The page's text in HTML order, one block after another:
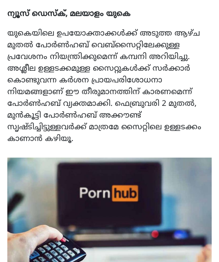
ന്യൂസ് ഡെസ്ക്, മലയാളം യുകെ
യുകെയിലെ ഉപയോക്താക്കൾക്ക് അടുത്ത ആഴ്ച
മുതൽ പോർൺഹബ് വെബ്സൈറ്റിലേക്കുള്ള
പ്രവേശനം നിയന്ത്രിക്കുമെന്ന് കമ്പനി അറിയിച്ചു.
അശ്ലീല ഉള്ളടക്കമുള്ള സൈറ്റുകൾക്ക് സർക്കാർ
കൊണ്ടുവന്ന കർശന പ്രായപരിശോധനാ
നിയമങ്ങളാണ് ഈ തീരുമാനത്തിന് കാരണമെന്ന്
പോർൺഹബ് വ്യക്തമാക്കി. ഫെബ്രുവരി 2 മുതൽ,
മുൻകൂട്ടി പോർൺഹബ് അക്കൗണ്ട്
സൃഷ്ടിച്ചിട്ടുള്ളവർക്ക് മാത്രമേ സൈറ്റിലെ ഉള്ളടക്കം
കാണാൻ കഴിയൂ.